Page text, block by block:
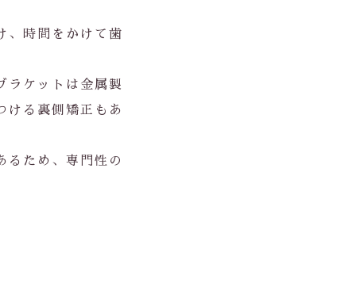
、時間をかけて歯
ラケットは金属製
ける裏側矯正もあ
るため、専門性の